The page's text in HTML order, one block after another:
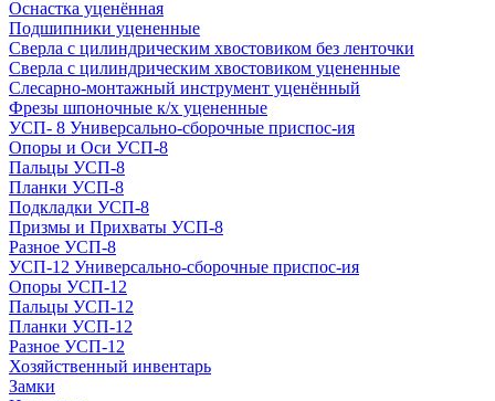
Оснастка уценённая
Подшипники уцененные
Сверла с цилиндрическим хвостовиком без ленточки
Сверла с цилиндрическим хвостовиком уцененные
Слесарно-монтажный инструмент уценённый
Фрезы шпоночные к/х уцененные
УСП- 8 Универсально-сборочные приспос-ия
Опоры и Оси УСП-8
Пальцы УСП-8
Планки УСП-8
Подкладки УСП-8
Призмы и Прихваты УСП-8
Разное УСП-8
УСП-12 Универсально-сборочные приспос-ия
Опоры УСП-12
Пальцы УСП-12
Планки УСП-12
Разное УСП-12
Хозяйственный инвентарь
Замки